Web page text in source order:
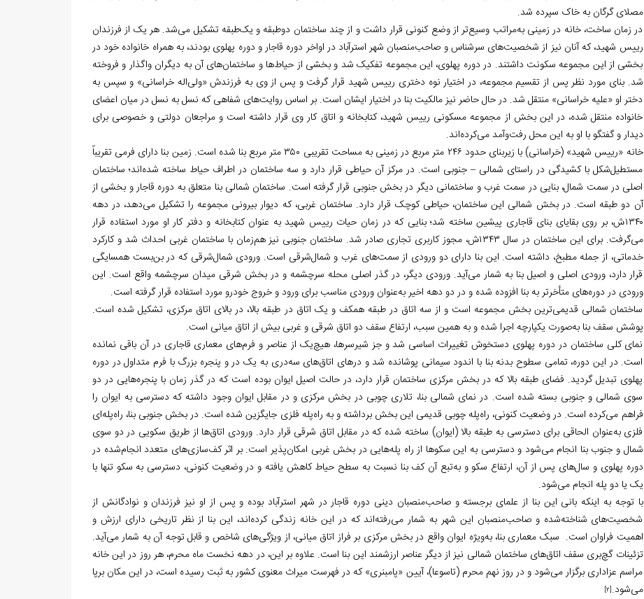
مصلای گرگان به خاک سپرده شد.
در زمان ساخت، خانه در زمینی به‌مراتب وسیع‌تر از وضع کنونی قرار داشت و از چند ساختمان دوطبقه و یک‌طبقه تشکیل می‌شد. هر یک از فرزندان
رییس شهید، که آنان نیز از شخصیت‌های سرشناس و صاحب‌منصبان شهر استرآباد در اواخر دوره قاجار و دوره پهلوی بودند، به همراه خانواده خود در
بخشی از این مجموعه سکونت داشتند. در دوره پهلوی، این مجموعه تفکیک شد و بخشی از حیاط‌ها و ساختمان‌های آن به دیگران واگذار و فروخته
شد. بنای مورد نظر پس از تقسیم مجموعه، در اختیار نوه دختری رییس شهید قرار گرفت و پس از وی به فرزندش «ولی‌اله خراسانی» و سپس به
دختر او «علیه خراسانی» منتقل شد. در حال حاضر نیز مالکیت بنا در اختیار ایشان است. بر اساس روایت‌های شفاهی که نسل به نسل در میان اعضای
خانواده منتقل شده، در این بخش از مجموعه مسکونی رییس شهید، کتابخانه و اتاق کار وی قرار داشته است و مراجعان دولتی و خصوصی برای
دیدار و گفتگو با او به این محل رفت‌وآمد می‌کرده‌اند.
خانه «رییس شهید» (خراسانی) با زیربنای حدود ۲۴۶ متر مربع در زمینی به مساحت تقریبی ۳۵۰ متر مربع بنا شده است. زمین بنا دارای فرمی تقریباً
مستطیل‌شکل با کشیدگی در راستای شمالی – جنوبی است. در مرکز آن حیاطی قرار دارد و سه ساختمان در اطراف حیاط ساخته شده‌اند؛ ساختمان
اصلی در سمت شمال، بنایی در سمت غرب و ساختمانی دیگر در بخش جنوبی قرار گرفته است. ساختمان شمالی بنا متعلق به دوره قاجار و بخشی از
آن دو طبقه است. در بخش شمالی این ساختمان، حیاطی کوچک قرار دارد. ساختمان غربی، که دیوار بیرونی مجموعه را تشکیل می‌دهد، در دهه
۱۳۴۰ش، بر روی بقایای بنای قاجاری پیشین ساخته شد؛ بنایی که در زمان حیات رییس شهید به عنوان کتابخانه و دفتر کار او مورد استفاده قرار
می‌گرفت. برای این ساختمان در سال ۱۳۴۳ش، مجوز کاربری تجاری صادر شد. ساختمان جنوبی نیز هم‌زمان با ساختمان غربی احداث شد و کارکرد
خدماتی، از جمله مطبخ، داشته است. این بنا دارای دو ورودی از سمت‌های غرب و شمال‌شرقی است. ورودی شمال‌شرقی که در بن‌بست همسایگی
قرار دارد، ورودی اصلی و اصیل بنا به شمار می‌آید. ورودی دیگر، در گذر اصلی محله سرچشمه و در بخش شرقی میدان سرچشمه واقع است. این
ورودی در دوره‌های متأخرتر به بنا افزوده شده و در دو دهه اخیر به‌عنوان ورودی مناسب برای ورود و خروج خودرو مورد استفاده قرار گرفته است.
ساختمان شمالی قدیمی‌ترین بخش مجموعه است و از سه اتاق در طبقه همکف و یک اتاق در طبقه بالا، در بالای اتاق مرکزی، تشکیل شده است.
پوشش سقف بنا به‌صورت یکپارچه اجرا شده و به همین سبب، ارتفاع سقف دو اتاق شرقی و غربی بیش از اتاق میانی است.
نمای کلی ساختمان در دوره پهلوی دستخوش تغییرات اساسی شد و جز شیرسرها، هیچ‌یک از عناصر و فرم‌های معماری قاجاری در آن باقی نمانده
است. در این دوره، تمامی سطوح بدنه بنا با اندود سیمانی پوشانده شد و درهای اتاق‌های سه‌دری به یک در و پنجره بزرگ با فرم متداول در دوره
پهلوی تبدیل گردید. فضای طبقه بالا که در بخش مرکزی ساختمان قرار دارد، در حالت اصیل ایوان بوده است که در گذر زمان با پنجره‌هایی در دو
سوی شمالی و جنوبی بسته شده است. در نمای شمالی بنا، تلاری چوبی در بخش مرکزی و در مقابل ایوان وجود داشته که دسترسی به ایوان را
فراهم می‌کرده است. در وضعیت کنونی، راه‌پله چوبی قدیمی این بخش برداشته و به راه‌پله فلزی جایگزین شده است. در بخش جنوبی بنا، راه‌پله‌ای
فلزی به‌عنوان الحاقی برای دسترسی به طبقه بالا (ایوان) ساخته شده که در مقابل اتاق شرقی قرار دارد. ورودی اتاق‌ها از طریق سکویی در دو سوی
شمال و جنوب بنا انجام می‌شود و دسترسی به این سکوها از راه پله‌هایی در بخش غربی امکان‌پذیر است. بر اثر کف‌سازی‌های متعدد انجام‌شده در
دوره پهلوی و سال‌های پس از آن، ارتفاع سکو و به‌تبع آن کف بنا نسبت به سطح حیاط کاهش یافته و در وضعیت کنونی، دسترسی به سکو تنها با
یک یا دو پله انجام می‌شود.
با توجه به اینکه بانی این بنا از علمای برجسته و صاحب‌منصبان دینی دوره قاجار در شهر استرآباد بوده و پس از او نیز فرزندان و نوادگانش از
شخصیت‌های شناخته‌شده و صاحب‌منصبان این شهر به شمار می‌رفته‌اند که در این خانه زندگی کرده‌اند، این بنا از نظر تاریخی دارای ارزش و
اهمیت فراوان است. سبک معماری بنا، به‌ویژه ایوان واقع در بخش مرکزی بر فراز اتاق میانی، از ویژگی‌های شاخص و قابل توجه آن به شمار می‌آید.
تزئینات گچ‌بری سقف اتاق‌های ساختمان شمالی نیز از دیگر عناصر ارزشمند این بنا است. علاوه بر این، در دهه نخست ماه محرم، هر روز در این خانه
مراسم عزاداری برگزار می‌شود و در روز نهم محرم (تاسوعا)، آیین «پامبنری» که در فهرست میراث معنوی کشور به ثبت رسیده است، در این مکان برپا
می‌شود.[2]